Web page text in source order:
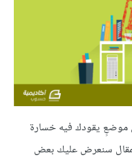
موضعٍ يقودك فيه خسارة
المقال سنعرض عليك بعض